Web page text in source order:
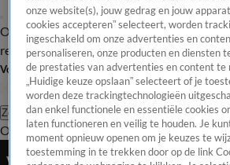
Overzicht Laatste nieuws Regionieuws Het
redactie
Volg Hart van Nederland
Zoeken
OverzichtRegioUitzendingenWeerTip de
onze website(s), jouw gedrag en jouw
cookies accepteren” selecteert, worden
ingeschakeld om onze advertenties en
personaliseren, onze producten en diensten
de prestaties van advertenties en content te
„Huidige keuze opslaan” selecteert of je
worden deze trackingtechnologieën
dan enkel functionele en essentiële cookies
laten functioneren en veilig te houden. Je
moment opnieuw openen om je keuzes te
toestemming in te trekken door op de link